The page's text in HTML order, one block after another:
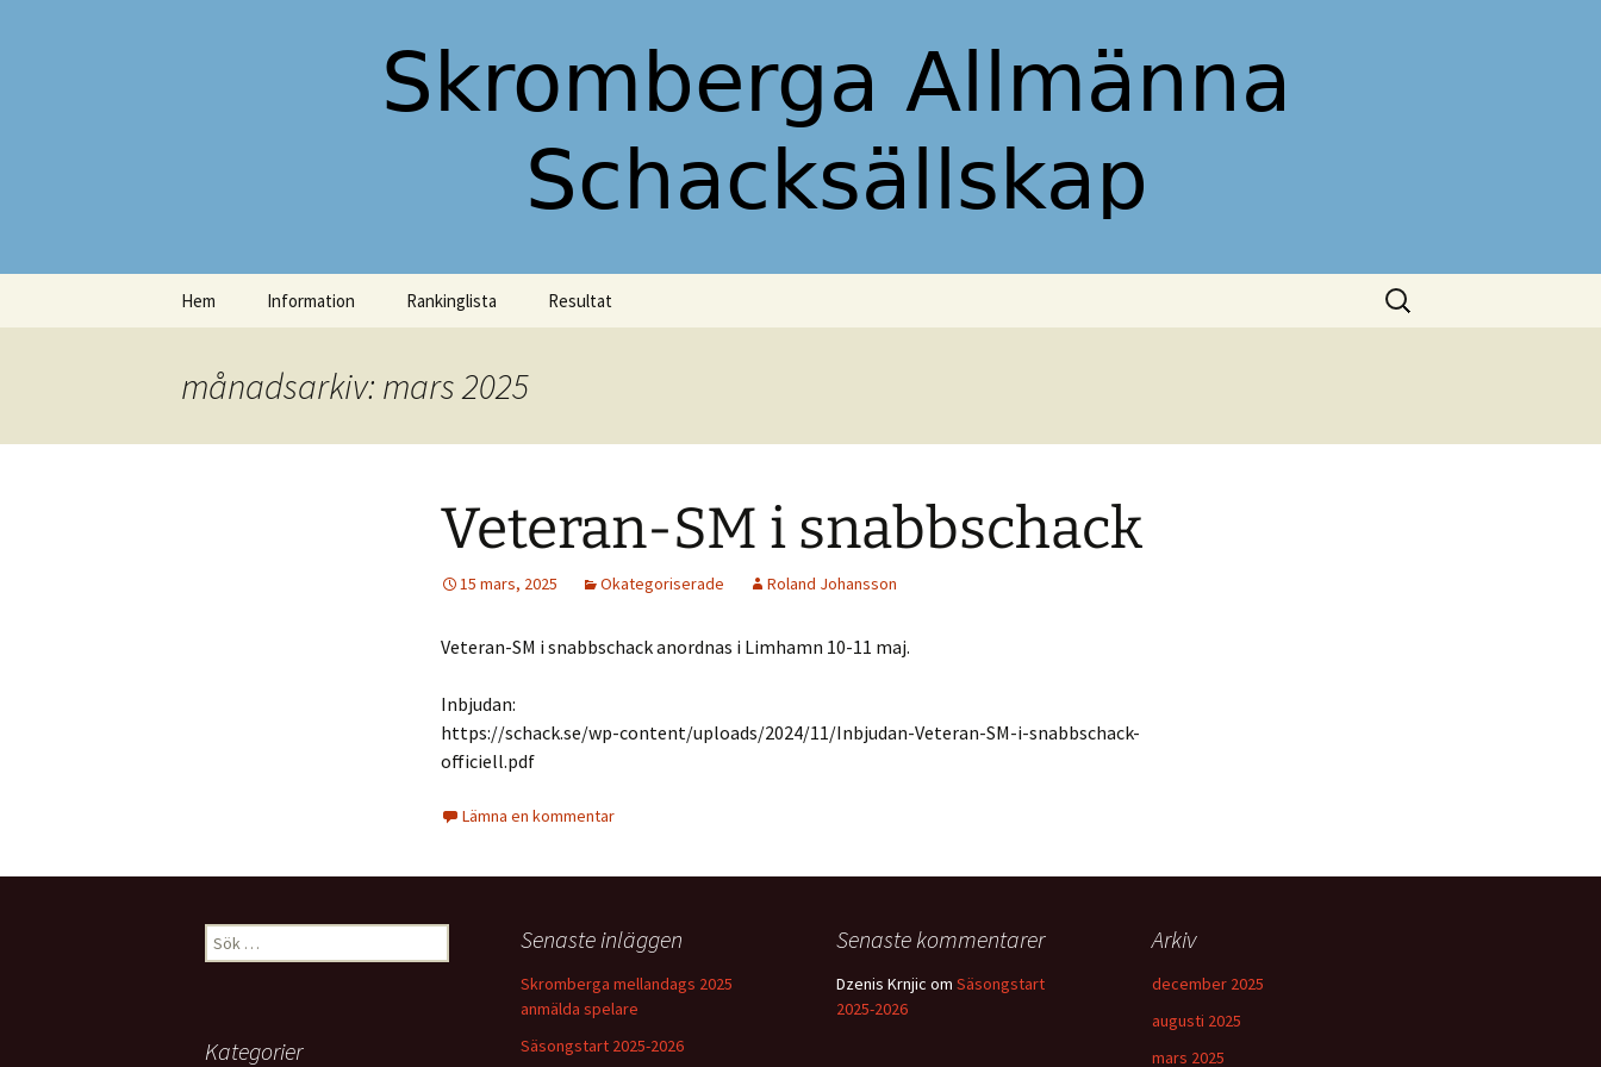
Hemsida för Skromberga Allmänna
Schacksällskap
Hem Information Rankinglista Resultat
Sök
efter:
månadsarkiv: mars 2025
Veteran-SM i snabbschack
15 mars, 2025 Okategoriserade Roland Johansson
Veteran-SM i snabbschack anordnas i Limhamn 10-11 maj.
Inbjudan:
https://schack.se/wp-content/uploads/2024/11/Inbjudan-Veteran-SM-i-snabbschack-
officiell.pdf
Lämna en kommentar
Sök
efter:
Senaste inläggen
Skromberga mellandags 2025
anmälda spelare
Säsongstart 2025-2026
Senaste kommentarer
Dzenis Krnjic om Säsongstart
2025-2026
Arkiv
december 2025
augusti 2025
mars 2025
Kategorier